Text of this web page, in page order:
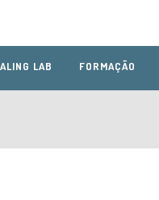
LAB FORMAÇÃO